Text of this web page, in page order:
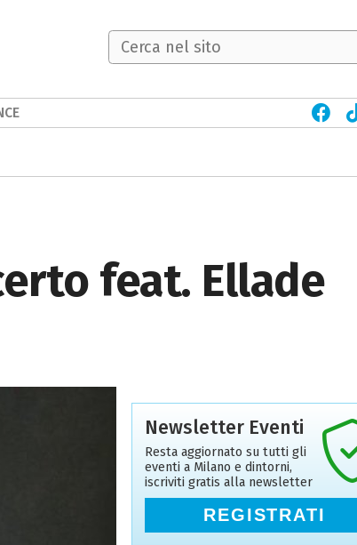
feat. Ellade
Newsletter Eventi
Resta aggiornato su tutti gli
eventi a Milano e dintorni,
iscriviti gratis alla newsletter
REGISTRATI